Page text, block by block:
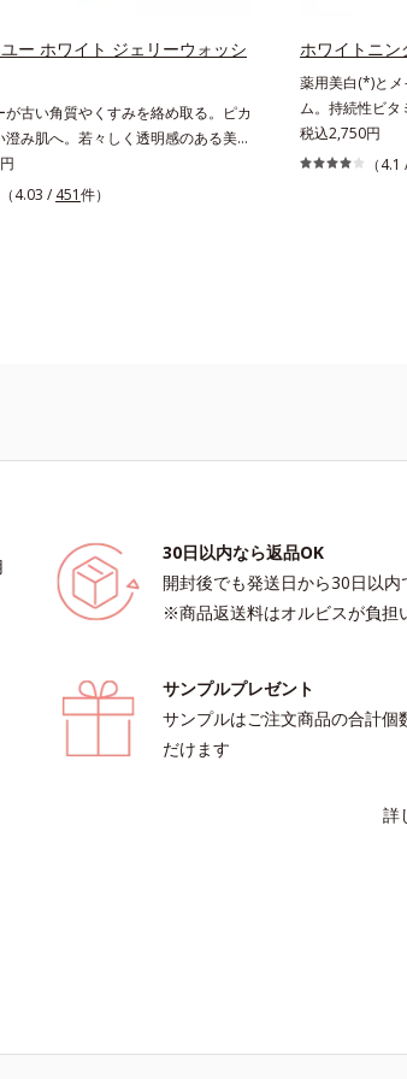
ー ホワイト ジェリーウォッシ
が古い角質やくすみを絡め取る。ピカ
澄み肌へ。若々しく透明感のある美肌
素と、年齢肌(*1)のメラニン生成に
て、明るくなめらかな肌へ導くスキ
（4.03 / 451件）
ホワイトニン
薬用美白(*)と
ム。持続性ビタ
みのない軽やか
がら日中美白(*)
税込2,750円
（4.1
30日以内なら返品OK
開封後でも発送日から30日以
※商品返送料はオルビスが負担
サンプルプレゼント
サンプルはご注文商品の合計個
だけます
詳